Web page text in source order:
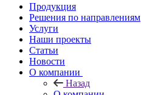
Продукция
Решения по направлениям
Услуги
Наши проекты
Статьи
Новости
О компании
Назад